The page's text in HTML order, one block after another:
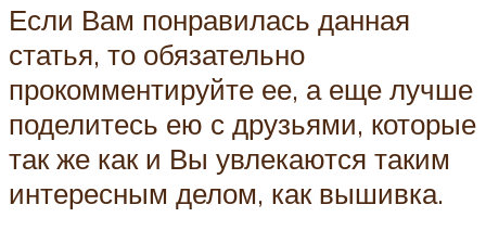
Если Вам понравилась данная
статья, то обязательно
прокомментируйте ее, а еще лучше
поделитесь ею с друзьями, которые
так же как и Вы увлекаются таким
интересным делом, как вышивка.